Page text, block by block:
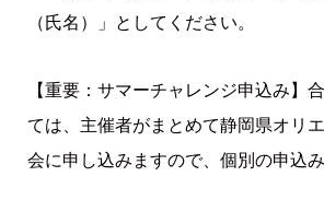
（氏名）」としてください。
【重要：サマーチャレンジ申込み】
ては、主催者がまとめて静岡県オリ
会に申し込みますので、個別の申込み